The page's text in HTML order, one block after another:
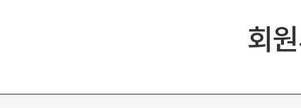
회